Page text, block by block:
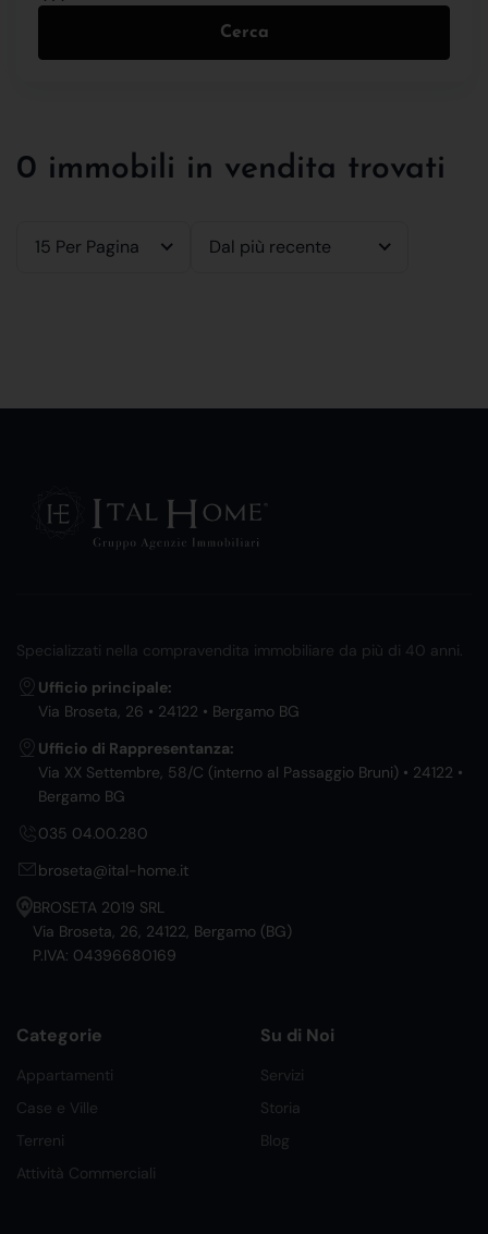
Cerca
0 immobili in vendita trovati
15 Per Pagina Dal più recente
Specializzati nella compravendita immobiliare da più di 40 anni.
Ufficio principale:
Via Broseta, 26 • 24122 • Bergamo BG
Ufficio di Rappresentanza:
Via XX Settembre, 58/C (interno al Passaggio Bruni) • 24122 •
Bergamo BG
035 04.00.280
broseta@ital-home.it
BROSETA 2019 SRL
Via Broseta, 26, 24122, Bergamo (BG)
P.IVA: 04396680169
Categorie
Appartamenti
Case e Ville
Terreni
Attività Commerciali
Su di Noi
Servizi
Storia
Blog